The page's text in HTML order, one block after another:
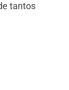
tantos